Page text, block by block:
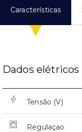
Características
Dados elétricos
Tensão (V)
Regulaçao